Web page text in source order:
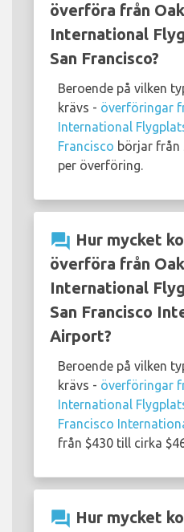
överföra från
International
San Francisco?
Beroende på vilken
krävs - överföringar
International
Francisco börjar från
per överföring.
question_answer Hur mycket
överföra från
International
San Francisco
Airport?
Beroende på vilken
krävs - överföringar
International
Francisco
från $430 till cirka
question_answer Hur mycket